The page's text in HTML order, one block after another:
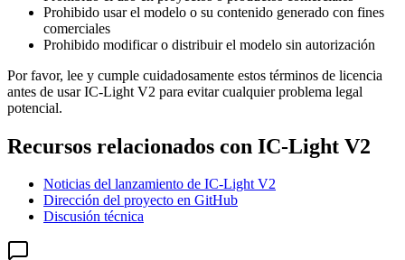
Prohibido usar el modelo o su contenido generado con fines
comerciales
Prohibido modificar o distribuir el modelo sin autorización
Por favor, lee y cumple cuidadosamente estos términos de licencia
antes de usar IC-Light V2 para evitar cualquier problema legal
potencial.
Recursos relacionados con IC-Light V2
Noticias del lanzamiento de IC-Light V2
Dirección del proyecto en GitHub
Discusión técnica